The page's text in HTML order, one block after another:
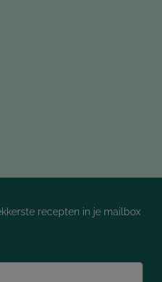
recepten in je mailbox